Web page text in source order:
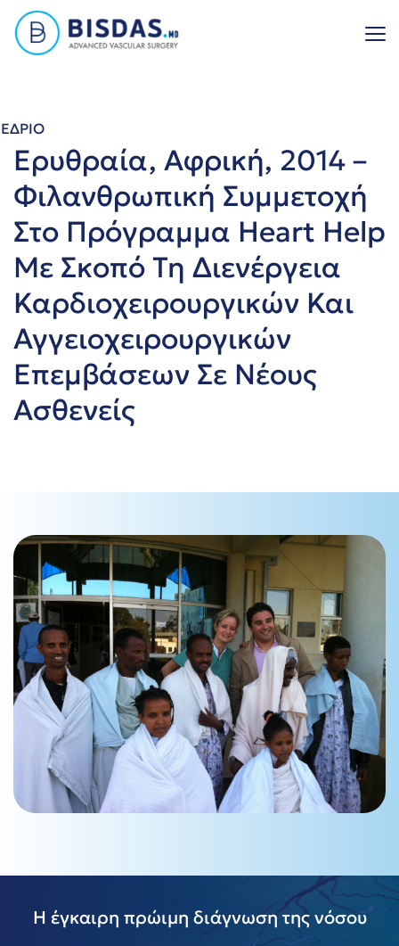
Skip
content
Ερυθραία, Αφρική, 2014 –
Φιλανθρωπική Συμμετοχή
Στο Πρόγραμμα Heart Help
Με Σκοπό Τη Διενέργεια
Καρδιοχειρουργικών Και
Αγγειοχειρουργικών
Επεμβάσεων Σε Νέους
Ασθενείς
Η έγκαιρη πρώιμη διάγνωση της νόσου